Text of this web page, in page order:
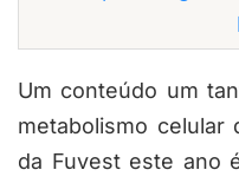
Um conteúdo um
metabolismo celular
da Fuvest este ano